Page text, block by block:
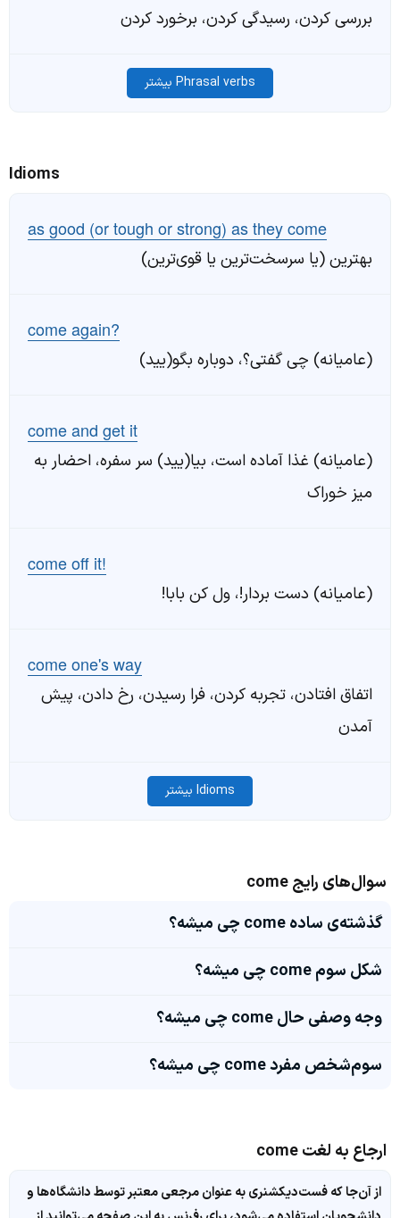
بررسی کردن، رسیدگی کردن، برخورد کردن
Phrasal verbs بیشتر
Idioms
as good (or tough or strong) as they come
بهترین (یا سرسخت‌ترین یا قوی‌ترین)
come again?
(عامیانه) چی گفتی؟، دوباره بگو(یید)
come and get it
(عامیانه) غذا آماده است، بیا(یید) سر سفره، احضار به
میز خوراک
come off it!
(عامیانه) دست بردار!، ول کن بابا!
come one's way
اتفاق افتادن، تجربه کردن، فرا رسیدن، رخ دادن، پیش
آمدن
Idioms بیشتر
سوال‌های رایج come
گذشته‌ی ساده come چی میشه؟
شکل سوم come چی میشه؟
وجه وصفی حال come چی میشه؟
سوم‌شخص مفرد come چی میشه؟
ارجاع به لغت come
از آن‌جا که فست‌دیکشنری به عنوان مرجعی معتبر توسط دانشگاه‌ها و